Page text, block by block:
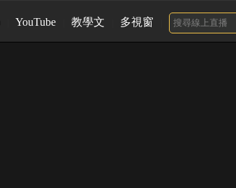
YouTube 教學文 多視窗